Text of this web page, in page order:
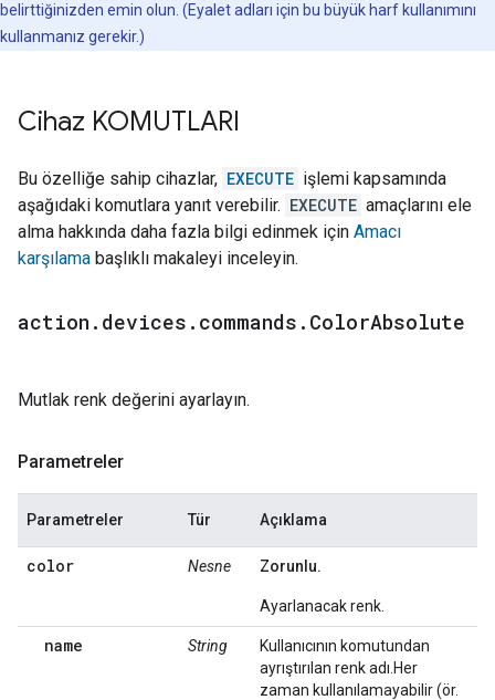
belirttiğinizden emin olun. (Eyalet adları için bu büyük harf kullanımını
kullanmanız gerekir.)
Cihaz KOMUTLARI
Bu özelliğe sahip cihazlar, EXECUTE işlemi kapsamında
aşağıdaki komutlara yanıt verebilir. EXECUTE amaçlarını ele
alma hakkında daha fazla bilgi edinmek için Amacı
karşılama başlıklı makaleyi inceleyin.
action . devices . commands . ColorAbsolute
Mutlak renk değerini ayarlayın.
Parametreler
Parametreler Tür Açıklama
color Nesne Zorunlu.
Ayarlanacak renk.
name String
Kullanıcının komutundan
ayrıştırılan renk adı.Her
zaman kullanılamayabilir (ör.